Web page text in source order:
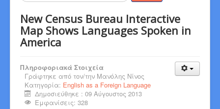
New Census Bureau Interactive
Map Shows Languages Spoken in
America
Πληροφοριακά Στοιχεία
Γράφτηκε από τον/την Μανόλης Νίνος
Κατηγορία: English as a Foreign Language
Δημοσιεύθηκε : 09 Αύγουστος 2013
Εμφανίσεις: 328